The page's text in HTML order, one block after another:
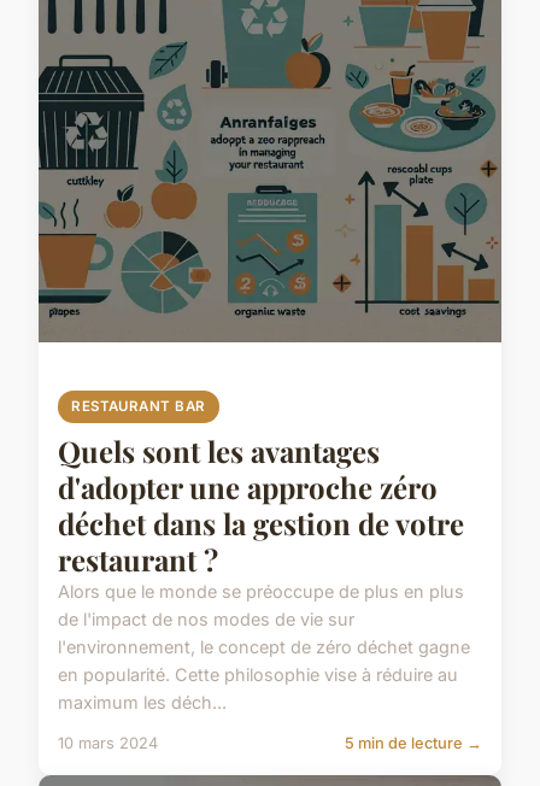
RESTAURANT BAR
Quels sont les avantages
d'adopter une approche zéro
déchet dans la gestion de votre
restaurant ?
Alors que le monde se préoccupe de plus en plus
de l'impact de nos modes de vie sur
l'environnement, le concept de zéro déchet gagne
en popularité. Cette philosophie vise à réduire au
maximum les déch...
10 mars 2024 5 min de lecture →